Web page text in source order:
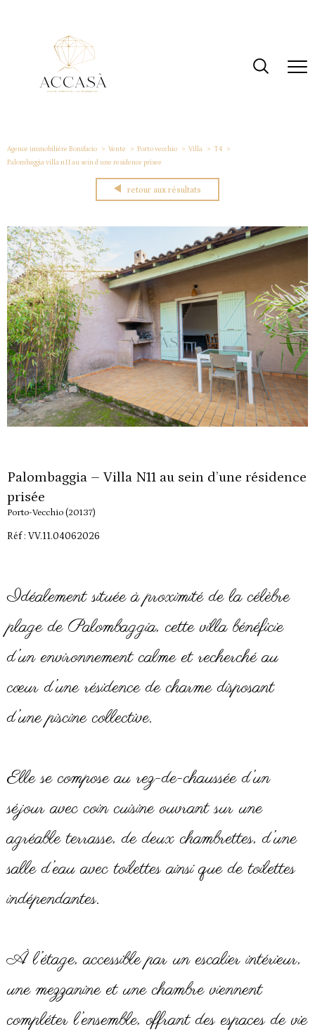
Agence immobiliére Bonifacio Vente Porto vecchio Villa
T4
Palombaggia villa n11 au sein d une residence prisee
retour aux résultats
Palombaggia – Villa N11 au sein d’une résidence
prisée
Porto-Vecchio (20137)
Réf : VV.11.04062026
Idéalement située à proximité de la célèbre
plage de Palombaggia, cette villa bénéficie
d’un environnement calme et recherché au
cœur d’une résidence de charme disposant
d’une piscine collective.
Elle se compose au rez-de-chaussée d’un
séjour avec coin cuisine ouvrant sur une
agréable terrasse, de deux chambrettes, d’une
salle d’eau avec toilettes ainsi que de toilettes
indépendantes.
À l’étage, accessible par un escalier intérieur,
une mezzanine et une chambre viennent
compléter l’ensemble, offrant des espaces de vie